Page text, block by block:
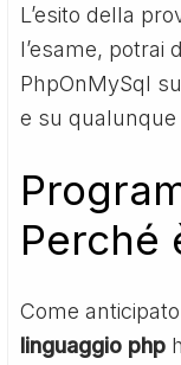
L’esito della
l’esame, potrai
PhpOnMySql
e su
Perché
Come
linguaggio php